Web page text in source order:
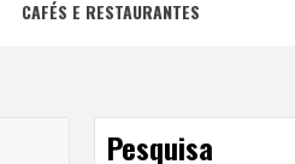
CAFÉS E RESTAURANTES
Pesquisa